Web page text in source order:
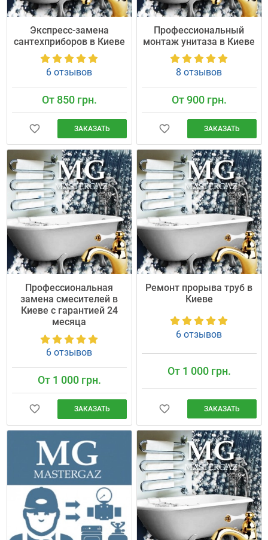
Экспресс-замена
сантехприборов в Киеве
6 отзывов
От 850 грн.
ЗАКАЗАТЬ
Профессиональный
монтаж унитаза в Киеве
8 отзывов
От 900 грн.
ЗАКАЗАТЬ
Профессиональная
замена смесителей в
Киеве с гарантией 24
месяца
6 отзывов
От 1 000 грн.
ЗАКАЗАТЬ
Ремонт прорыва труб в
Киеве
6 отзывов
От 1 000 грн.
ЗАКАЗАТЬ